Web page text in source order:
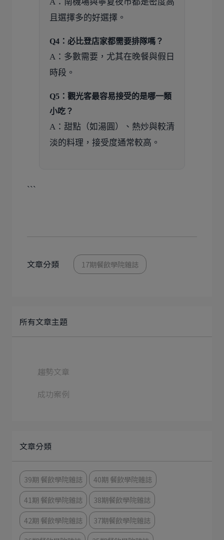
且選擇多的好選擇。
Q4：必比登店家都需要排隊嗎？
A：多數需要，尤其在晚餐與假日
時段。
Q5：觀光客最容易接受的是哪一類
小吃？
A：甜點（如湯圓）、熱炒與較清
淡的料理，接受度通常較高。
```
文章分類 17期餐飲學院雜誌
所有文章主題
趨勢文章
成功案例
文章分類
39期 餐飲學院雜誌
40期 餐飲學院雜誌
41期 餐飲學院雜誌
38期餐飲學院雜誌
42期 餐飲學院雜誌
37期餐飲學院雜誌